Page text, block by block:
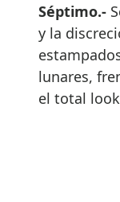
Séptimo.-
y la
lunares,
el total